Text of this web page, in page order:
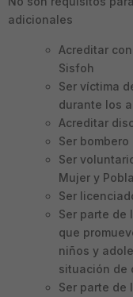
adicionales
Acreditar
Sisfoh
Ser víctima
durante los
Acreditar
Ser
Ser
Mujer y
Ser
Ser parte de
que
niños y
situación de
Ser parte de